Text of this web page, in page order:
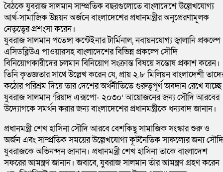
বৈঠকে যুবরাজ সালমান সাম্প্রতিক বছরগুলোতে বাংলাদেশে উল্লেখযোগ্য
আর্থ-সামাজিক উন্নয়ন অর্জনে বাংলাদেশের প্রধানমন্ত্রীর অনুপ্রেরণামূলক
নেতৃত্বের প্রশংসা করেন।
যুবরাজ সালমান পতেঙ্গা কন্টেইনার টার্মিনাল, নবায়নযোগ্য জ্বালানি প্রকল্পে
এসিডব্লিউএ পাওয়ারসহ বাংলাদেশের বিভিন্ন প্রকল্পে সৌদি
বিনিয়োগকারীদের চলমান বিনিয়োগ সংক্রান্ত বিষয়ে সন্তোষ প্রকাশ করেন।
তিনি কৃতজ্ঞতার সাথে উল্লেখ করেন যে, প্রায় ২.৮ মিলিয়ন বাংলাদেশী
কঠোর পরিশ্রম দিয়ে তার দেশের অর্থনীতিতে গুরুত্বপূর্ণ অবদান রেখে
যুবরাজ সালমান ‘রিয়াদ এক্সপো- ২০৩০’ আয়োজনের জন্য সৌদি আরবের
উদ্যোগকে সমর্থন করার জন্য বাংলাদেশের প্রধানমন্ত্রীকে ধন্যবাদ জানান।
প্রধানমন্ত্রী শেখ হাসিনা সৌদি আরবে বেশকিছু সামাজিক সংস্কার শুরু ও
অর্জন এবং সাম্প্রতিক সময়ের উল্লেখযোগ্য কূটনৈতিক সাফল্যের জন্য সৌদি
যুবরাজকে অভিনন্দন জানান। প্রধানমন্ত্রী শেখ হাসিনা তাকে বাংলাদেশ
সফরের আমন্ত্রণ জানান। জবাবে, যুবরাজ সালমান তাঁর আমন্ত্রণ গ্রহণ করেন